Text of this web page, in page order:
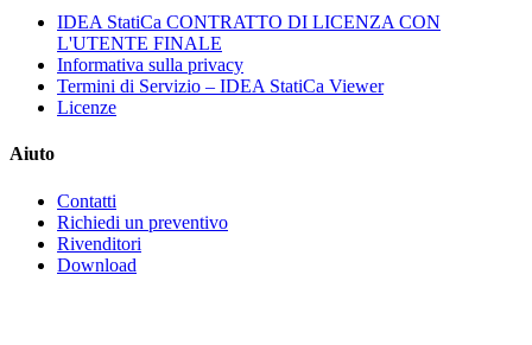
IDEA StatiCa CONTRATTO DI LICENZA CON
L'UTENTE FINALE
Informativa sulla privacy
Termini di Servizio – IDEA StatiCa Viewer
Licenze
Aiuto
Contatti
Richiedi un preventivo
Rivenditori
Download